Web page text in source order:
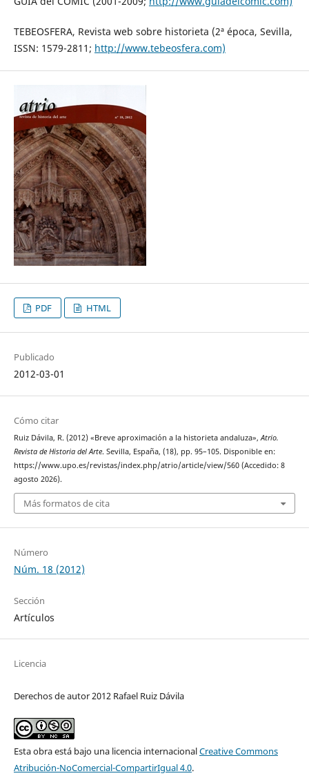
TEBEOSFERA, Revista web sobre historieta (2ª época, Sevilla,
ISSN: 1579-2811; http://www.tebeosfera.com)
PDF HTML
Publicado
2012-03-01
Cómo citar
Ruiz Dávila, R. (2012) «Breve aproximación a la historieta andaluza», Atrio.
Revista de Historia del Arte. Sevilla, España, (18), pp. 95–105. Disponible en:
https://www.upo.es/revistas/index.php/atrio/article/view/560 (Accedido: 8
agosto 2026).
Más formatos de cita
Número
Núm. 18 (2012)
Sección
Artículos
Licencia
Derechos de autor 2012 Rafael Ruiz Dávila
Esta obra está bajo una licencia internacionalCreative Commons
Atribución-NoComercial-CompartirIgual 4.0.